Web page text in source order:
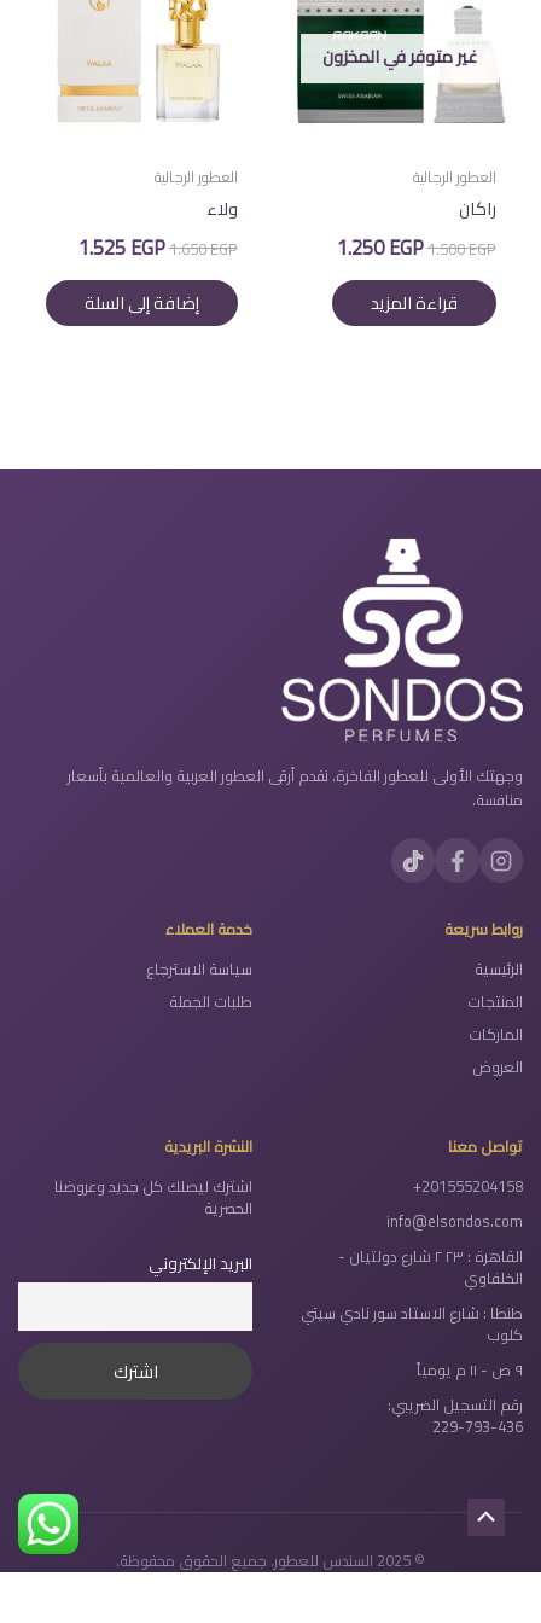
غير متوفر في المخزون
العطور الرجالية
راكان
1.500EGP السعر
الأصلي
هو:
1.500 EGP.
1.250EGP
هو:
1.250 EGP. قراءة المزيد
العطور الرجالية
ولاء
1.650EGP السعر
الأصلي
هو:
1.650 EGP.
1.525EGP
هو:
1.525 EGP. إضافة إلى السلة
وجهتك الأولى للعطور الفاخرة. نقدم أرقى العطور العربية والعالمية بأسعار
منافسة.
روابط سريعة
الرئيسية
المنتجات
الماركات
العروض
خدمة العملاء
سياسة الاسترجاع
طلبات الجملة
تواصل معنا
+201555204158
info@elsondos.com
القاهرة : ٢٣ ٢ شارع دولتيان -
الخلفاوي
طنطا : شارع الاستاد سور نادي سيتي
كلوب
٩ ص - ١١ م يومياً
رقم التسجيل الضريبي:
229-793-436
النشرة البريدية
اشترك ليصلك كل جديد وعروضنا
الحصرية
البريد الإلكتروني
© 2025 السندس للعطور. جميع الحقوق محفوظة.
Scroll
to